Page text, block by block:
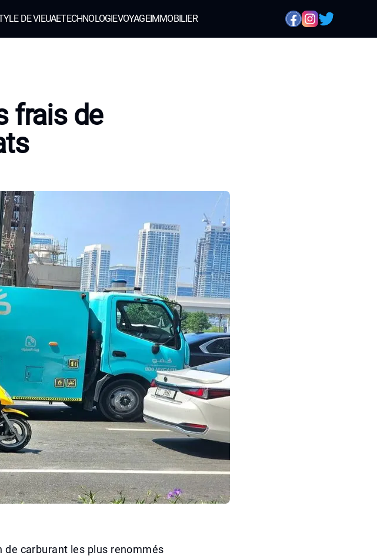
DE VIEUAETECHNOLOGIEVOYAGEIMMOBILIER
frais de
de carburant les plus renommés